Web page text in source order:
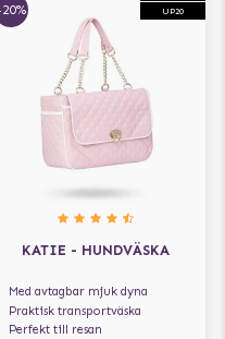
UP20
KATIE - HUNDVÄSKA
Med avtagbar mjuk dyna
Praktisk transportväska
Perfekt till resan